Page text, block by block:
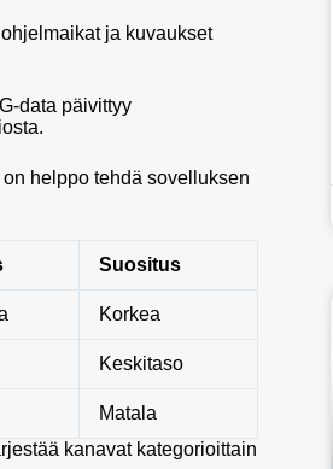
ja kuvaukset
data päivittyy
helppo tehdä sovelluksen
Suositus
Korkea
Keskitaso
Matala
kanavat kategorioittain